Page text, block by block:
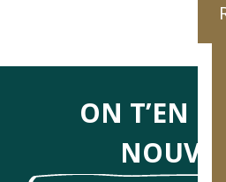
ON T’EN